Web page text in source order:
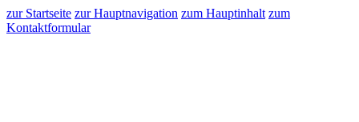
zur Startseite zur Hauptnavigation zum Hauptinhalt zum
Kontaktformular